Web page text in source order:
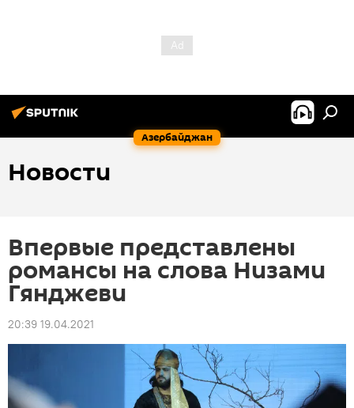
Азербайджан
Новости
Впервые представлены
романсы на слова Низами
Гянджеви
20:39 19.04.2021